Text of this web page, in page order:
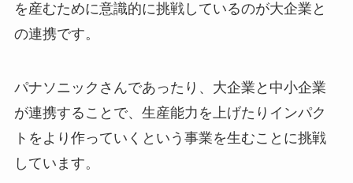
を産むために意識的に挑戦しているのが大企業と
の連携です。
パナソニックさんであったり、大企業と中小企業
が連携することで、生産能力を上げたりインパク
トをより作っていくという事業を生むことに挑戦
しています。